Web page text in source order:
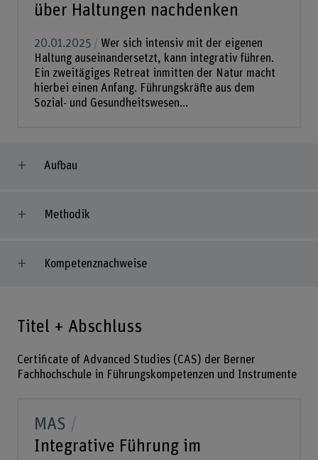
über Haltungen nachdenken
20.01.2025
Wer sich intensiv mit der eigenen
Haltung auseinandersetzt, kann integrativ führen.
Ein zweitägiges Retreat inmitten der Natur macht
hierbei einen Anfang. Führungskräfte aus dem
Sozial- und Gesundheitswesen...
Aufbau
Methodik
Kompetenznachweise
Titel + Abschluss
Certificate of Advanced Studies (CAS) der Berner
Fachhochschule in Führungskompetenzen und Instrumente
MAS
Integrative Führung im